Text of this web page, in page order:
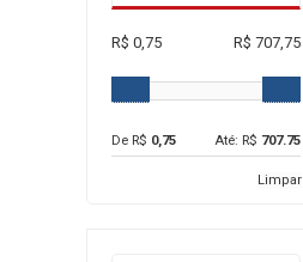
R$ 0,75 R$ 707,75
De R$ 0,75 Até: R$ 707.75
Limpar